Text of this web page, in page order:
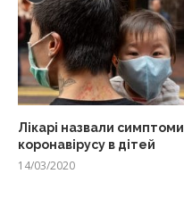
Лікарі назвали симптоми
коронавірусу в дітей
14/03/2020